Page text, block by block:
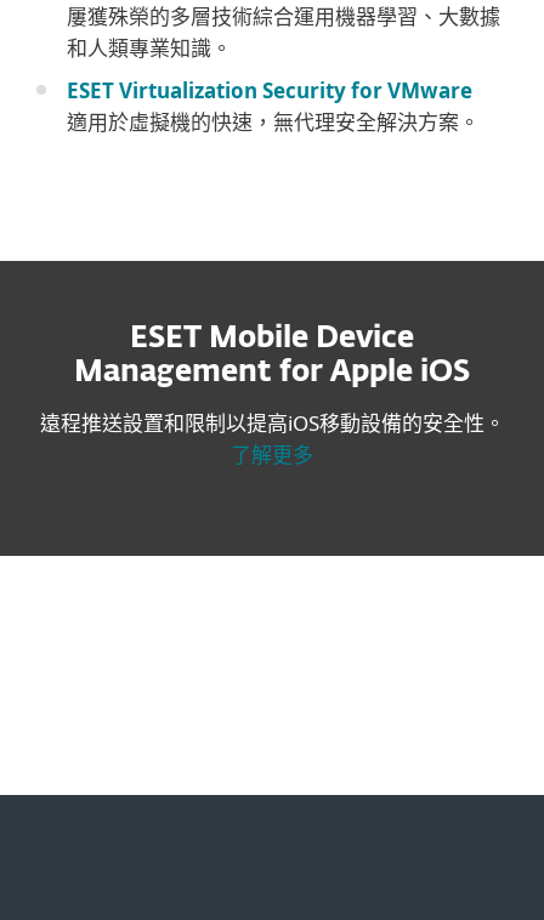
屢獲殊榮的多層技術綜合運用機器學習、大數據
和人類專業知識。
ESET Virtualization Security for VMware
適用於虛擬機的快速，無代理安全解決方案。
ESET Mobile Device
Management for Apple iOS
遠程推送設置和限制以提高iOS移動設備的安全性。
了解更多